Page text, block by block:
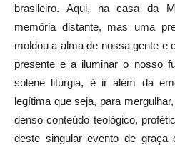
brasileiro. Aqui, na casa da
memória distante, mas uma
moldou a alma de nossa gente e
presente e a iluminar o nosso
solene liturgia, é ir além da
legítima que seja, para
denso conteúdo teológico,
deste singular evento de graça